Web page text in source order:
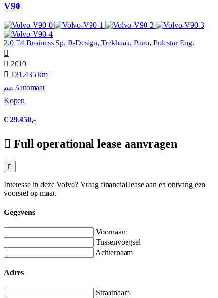
V90
2.0 T4 Business Sp. R-Design, Trekhaak, Pano, Polestar Eng.
2019
131.435 km
Automaat
Kopen
€ 29.450,-
Full operational lease aanvragen
Interesse in deze Volvo? Vraag financial lease aan en ontvang een
voorstel op maat.
Gegevens
Voornaam
Tussenvoegsel
Achternaam
Adres
Straatnaam